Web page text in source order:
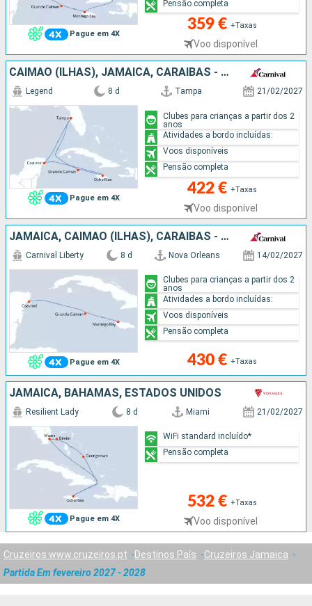
Pague em 4X
359 € +Taxas
Voo disponível
Pensão completa
CAIMÃO (ILHAS), JAMAICA, CARAIBAS - MEXICO, ESTADOS UNIDOS
Pague em 4X
Legend 8 d Tampa 21/02/2027
422 € +Taxas
Voo disponível
Clubes para crianças a partir dos 2
anos
Atividades a bordo incluídas:
Voos disponíveis
Pensão completa
JAMAICA, CAIMÃO (ILHAS), CARAIBAS - MEXICO, ESTADOS UNIDOS
Pague em 4X
Carnival Liberty 8 d Nova Orleans 14/02/2027
430 € +Taxas
Clubes para crianças a partir dos 2
anos
Atividades a bordo incluídas:
Voos disponíveis
Pensão completa
JAMAICA, BAHAMAS, ESTADOS UNIDOS
Pague em 4X
Resilient Lady 8 d Miami 21/02/2027
532 € +Taxas
Voo disponível
WiFi standard incluído*
Pensão completa
Cruzeiros www.cruzeiros.pt Destinos País
Cruzeiros Jamaica
Partida Em fevereiro 2027 - 2028